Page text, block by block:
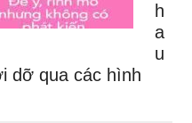
h
a
u
dỡ qua các hình